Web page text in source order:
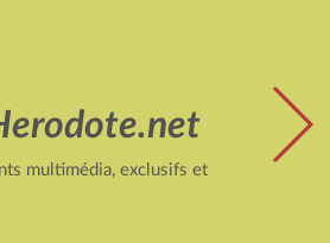
multimédia, exclusifs et